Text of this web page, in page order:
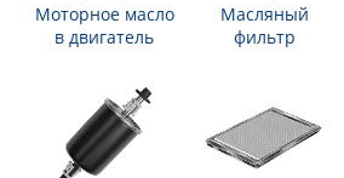
Моторное масло
в двигатель
Масляный
фильтр